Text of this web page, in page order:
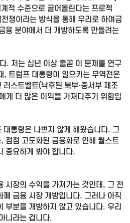
적 수준으로 끌어올린다는 프로젝
쟁이라는 방식을 통해 우리로 하여금
융 분야에서 더 개방하도록 만들려는
. 저는 십년 이상 줄곧 이 문제를 연구
, 트럼프 대통령이 일으키는 무역전은
스트벨트(낙후된 북부·중서부 제조
게 더 많은 이익을 가져다주기 위함입
대통령은 나쁘지 않게 해왔습니다. 그
점점 고도화된 금융화로 인해 월스트
중요하게 봐야 합니다.
시장의 수익을 가져가는 것인데, 그 전
폐 금융 시장 개방입니다. 그러나 아직
부분을 개방하지 않고 있습니다. 우리
니라는 겁니다.